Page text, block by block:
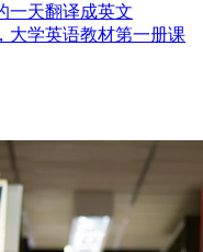
一天翻译成英文
大学英语教材第一册课